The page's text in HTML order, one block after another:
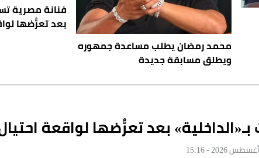
محمد رمضان يطلب مساعدة جمهوره
ويطلق مسابقة جديدة
فنانة مصرية
بعد تعرُّضها
بعد تعرُّضها لواقعة